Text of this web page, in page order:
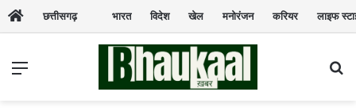
छत्तीसगढ़ भारत विदेश खेल मनोरंजन करियर लाइफ
Menu